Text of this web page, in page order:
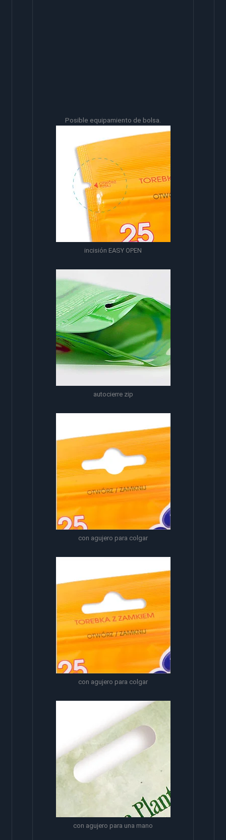
Posible equipamiento de bolsa.
incisión EASY OPEN
autocierre zip
con agujero para colgar
con agujero para colgar
con agujero para una mano